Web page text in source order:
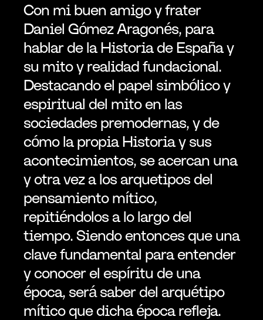
Con mi buen amigo y frater
Daniel Gómez Aragonés, para
hablar de la Historia de España y
su mito y realidad fundacional.
Destacando el papel simbólico y
espiritual del mito en las
sociedades premodernas, y de
cómo la propia Historia y sus
acontecimientos, se acercan una
y otra vez a los arquetipos del
pensamiento mítico,
repitiéndolos a lo largo del
tiempo. Siendo entonces que una
clave fundamental para entender
y conocer el espíritu de una
época, será saber del arquétipo
mítico que dicha época refleja.